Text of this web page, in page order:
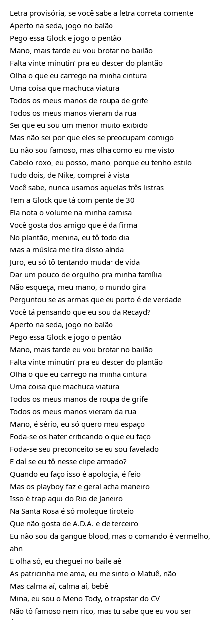
Letra provisória, se você sabe a letra correta comente
Aperto na seda, jogo no balão
Pego essa Glock e jogo o pentão
Mano‚ mais tarde eu vou brotar no bailão
Falta vinte minutin’ pra eu descer do plantão
Olha o que eu carrego na minha cintura
Uma coisa que machuca viatura
Todos os meus manos de roupa de grife
Todos os meus manos vieram da rua
Sei que eu sou um menor muito exibido
Mas não sei por que eles se preocupam comigo
Eu não sou famoso‚ mas olha como eu me visto
Cabelo roxo‚ eu posso, mano, porque eu tenho estilo
Tudo dois‚ de Nike, comprei à vista
Você sabe, nunca usamos aquelas três listras
Tem a Glock que tá com pente de 30
Ela nota o volume na minha camisa
Você gosta dos amigo que é da firma
No plantão‚ menina, eu tô todo dia
Mas a música me tira disso ainda
Juro, eu só tô tentando mudar de vida
Dar um pouco de orgulho pra minha família
Não esqueça, meu mano, o mundo gira
Perguntou se as armas que eu porto é de verdade
Você tá pensando que eu sou da Recayd?
Aperto na seda, jogo no balão
Pego essa Glock e jogo o pentão
Mano, mais tarde eu vou brotar no bailão
Falta vinte minutin’ pra eu descer do plantão
Olha o que eu carrego na minha cintura
Uma coisa que machuca viatura
Todos os meus manos de roupa de grife
Todos os meus manos vieram da rua
Mano, é sério, eu só quero meu espaço
Foda-se os hater criticando o que eu faço
Foda-se seu preconceito se eu sou favelado
E daí se eu tô nesse clipe armado?
Quando eu faço isso é apologia, é feio
Mas os playboy faz e geral acha maneiro
Isso é trap aqui do Rio de Janeiro
Na Santa Rosa é só moleque tiroteio
Que não gosta de A.D.A. e de terceiro
Eu não sou da gangue blood, mas o comando é vermelho,
ahn
E olha só, eu cheguei no baile aê
As patricinha me ama, eu me sinto o Matuê, não
Mas calma aí, calma aí, bebê
Mina, eu sou o Meno Tody, o trapstar do CV
Não tô famoso nem rico, mas tu sabe que eu vou ser